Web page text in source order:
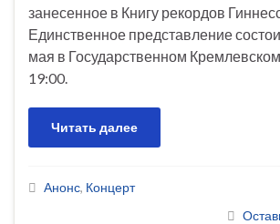
занесенное в Книгу рекордов
Единственное представление
мая в Государственном
19:00.
Читать далее
Анонс, Концерт